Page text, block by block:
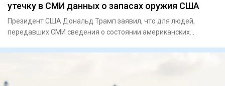
утечку в СМИ данных о запасах оружия США
Президент США Дональд Трамп заявил, что для людей,
передавших СМИ сведения о состоянии американских